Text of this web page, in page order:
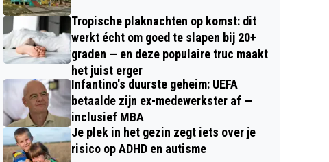
Tropische plaknachten op komst: dit
werkt écht om goed te slapen bij 20+
graden — en deze populaire truc maakt
het juist erger
Infantino's duurste geheim: UEFA
betaalde zijn ex-medewerkster af —
inclusief MBA
Je plek in het gezin zegt iets over je
risico op ADHD en autisme